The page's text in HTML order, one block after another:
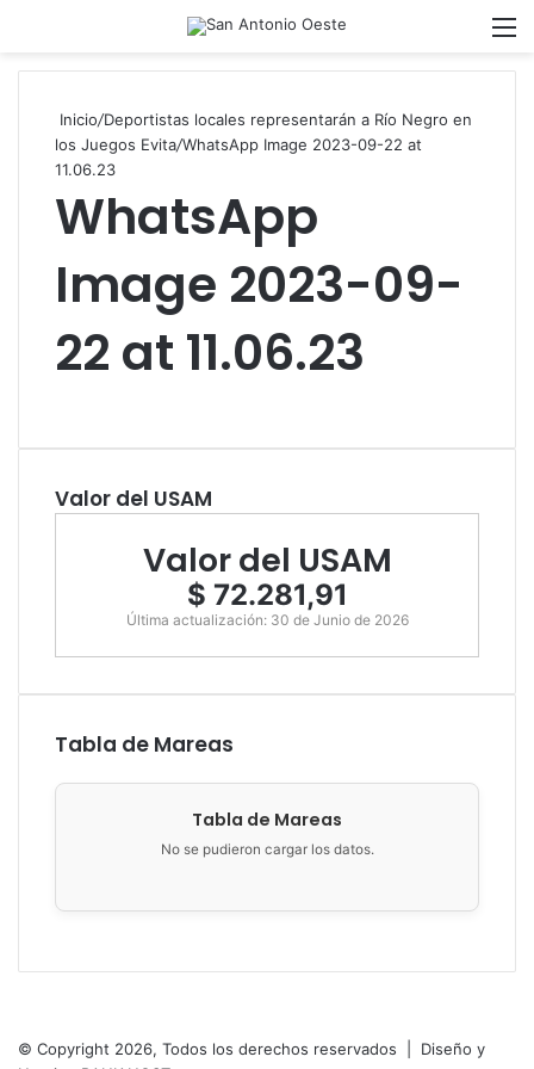
Inicio/Deportistas locales representarán a Río Negro en
los Juegos Evita/WhatsApp Image 2023-09-22 at
11.06.23
WhatsApp
Image 2023-09-
22 at 11.06.23
Valor del USAM
Valor del USAM
$ 72.281,91
Última actualización: 30 de Junio de 2026
Tabla de Mareas
Tabla de Mareas
No se pudieron cargar los datos.
© Copyright 2026, Todos los derechos reservados | Diseño y